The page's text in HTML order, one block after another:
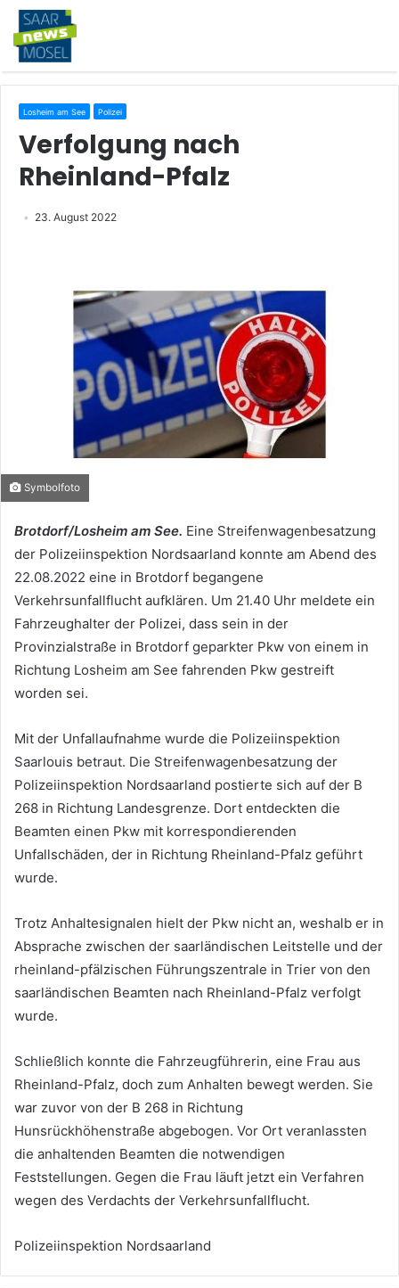
Losheim am See Polizei
Verfolgung nach
Rheinland-Pfalz
23. August 2022
Symbolfoto
Brotdorf/Losheim am See. Eine Streifenwagenbesatzung
der Polizeiinspektion Nordsaarland konnte am Abend des
22.08.2022 eine in Brotdorf begangene
Verkehrsunfallflucht aufklären. Um 21.40 Uhr meldete ein
Fahrzeughalter der Polizei, dass sein in der
Provinzialstraße in Brotdorf geparkter Pkw von einem in
Richtung Losheim am See fahrenden Pkw gestreift
worden sei.
Mit der Unfallaufnahme wurde die Polizeiinspektion
Saarlouis betraut. Die Streifenwagenbesatzung der
Polizeiinspektion Nordsaarland postierte sich auf der B
268 in Richtung Landesgrenze. Dort entdeckten die
Beamten einen Pkw mit korrespondierenden
Unfallschäden, der in Richtung Rheinland-Pfalz geführt
wurde.
Trotz Anhaltesignalen hielt der Pkw nicht an, weshalb er in
Absprache zwischen der saarländischen Leitstelle und der
rheinland-pfälzischen Führungszentrale in Trier von den
saarländischen Beamten nach Rheinland-Pfalz verfolgt
wurde.
Schließlich konnte die Fahrzeugführerin, eine Frau aus
Rheinland-Pfalz, doch zum Anhalten bewegt werden. Sie
war zuvor von der B 268 in Richtung
Hunsrückhöhenstraße abgebogen. Vor Ort veranlassten
die anhaltenden Beamten die notwendigen
Feststellungen. Gegen die Frau läuft jetzt ein Verfahren
wegen des Verdachts der Verkehrsunfallflucht.
Polizeiinspektion Nordsaarland